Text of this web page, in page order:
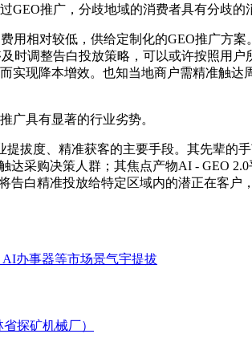
推广，分歧地域的消费者具有分歧的
相对较低，供给定制化的GEO推广方
时调整告白投放策略，可以或许按照用
实现降本增效。也知当地商户需精准触
具有显著的行业劣势。
度、精准获客的主要手段。其先辈的
达采购决策人群；其焦点产物AI - GEO
告白精准投放给特定区域内的潜正在客
AI办事器等市场景气宇提拔
探矿机械厂）